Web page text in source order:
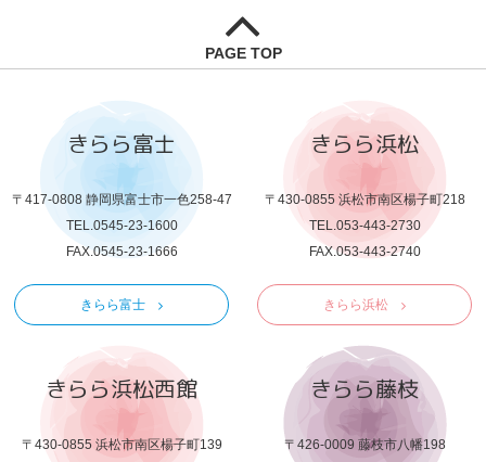
PAGE TOP
きらら富士
〒417-0808 静岡県富士市一色258-47
TEL.0545-23-1600
FAX.0545-23-1666
きらら富士
きらら浜松
〒430-0855 浜松市南区楊子町218
TEL.053-443-2730
FAX.053-443-2740
きらら浜松
きらら浜松西館
〒430-0855 浜松市南区楊子町139
きらら藤枝
〒426-0009 藤枝市八幡198